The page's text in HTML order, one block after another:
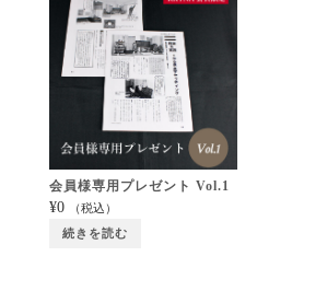
会員様専用プレゼント Vol.1
¥0 （税込）
続きを読む